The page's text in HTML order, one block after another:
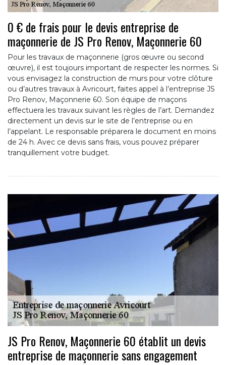
0 € de frais pour le devis entreprise de
maçonnerie de JS Pro Renov, Maçonnerie 60
Pour les travaux de maçonnerie (gros œuvre ou second
œuvre), il est toujours important de respecter les normes. Si
vous envisagez la construction de murs pour votre clôture
ou d’autres travaux à Avricourt, faites appel à l’entreprise JS
Pro Renov, Maçonnerie 60. Son équipe de maçons
effectuera les travaux suivant les règles de l’art. Demandez
directement un devis sur le site de l’entreprise ou en
l’appelant. Le responsable préparera le document en moins
de 24 h. Avec ce devis sans frais, vous pouvez préparer
tranquillement votre budget.
JS Pro Renov, Maçonnerie 60 établit un devis
entreprise de maçonnerie sans engagement